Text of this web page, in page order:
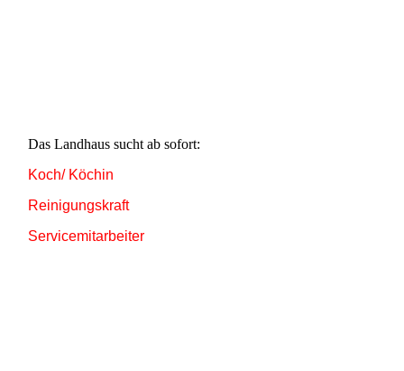
Das Landhaus sucht ab sofort:
Koch/ Köchin
Reinigungskraft
Servicemitarbeiter